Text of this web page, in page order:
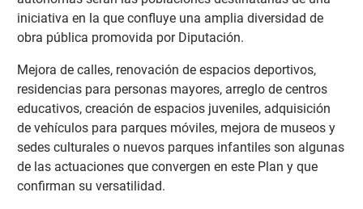
iniciativa en la que confluye una amplia diversidad de
obra pública promovida por Diputación.
Mejora de calles, renovación de espacios deportivos,
residencias para personas mayores, arreglo de centros
educativos, creación de espacios juveniles, adquisición
de vehículos para parques móviles, mejora de museos y
sedes culturales o nuevos parques infantiles son algunas
de las actuaciones que convergen en este Plan y que
confirman su versatilidad.